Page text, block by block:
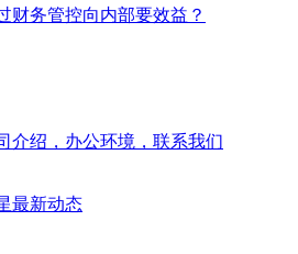
财务管控向内部要效益？
介绍，办公环境，联系我们
最新动态